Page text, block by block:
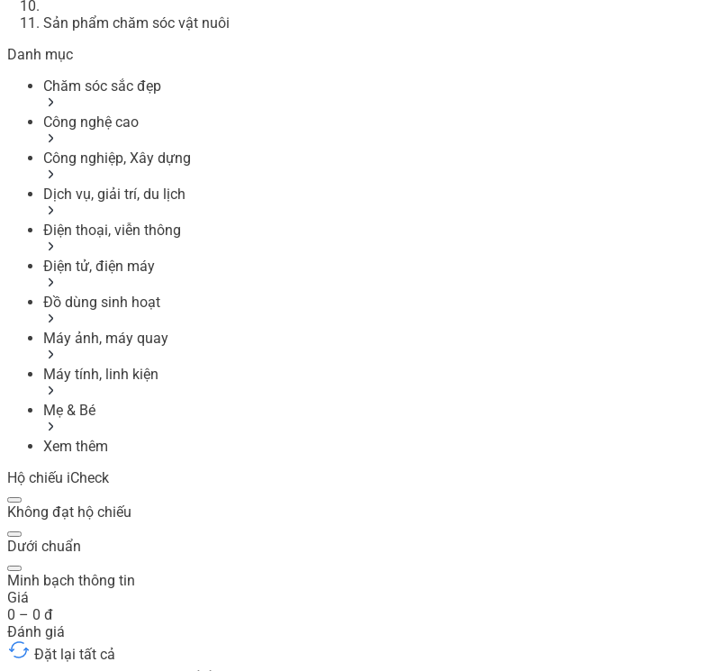
Sản phẩm chăm sóc vật nuôi
Danh mục
Chăm sóc sắc đẹp
Công nghệ cao
Công nghiệp, Xây dựng
Dịch vụ, giải trí, du lịch
Điện thoại, viễn thông
Điện tử, điện máy
Đồ dùng sinh hoạt
Máy ảnh, máy quay
Máy tính, linh kiện
Mẹ & Bé
Xem thêm
Hộ chiếu iCheck
Không đạt hộ chiếu
Dưới chuẩn
Minh bạch thông tin
Giá
0 – 0 đ
Đánh giá
Đặt lại tất cả